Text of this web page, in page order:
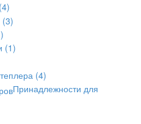
(4)
(3)
(1)
(4)
Принадлежности для